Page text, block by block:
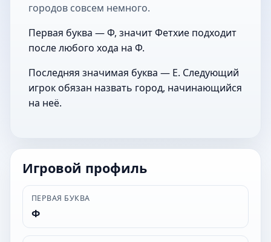
городов совсем немного.
Первая буква — Ф, значит Фетхие подходит
после любого хода на Ф.
Последняя значимая буква — Е. Следующий
игрок обязан назвать город, начинающийся
на неё.
Игровой профиль
ПЕРВАЯ БУКВА
Ф